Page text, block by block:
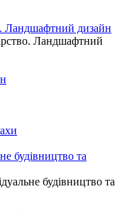
Ландшафтний дизайн
Ландшафтний
будівництво та
будівництво та